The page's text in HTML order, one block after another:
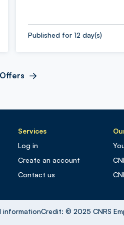
Published for 12 day(s)
Services
Log in
Create an account
Contact us
informationCredit: © 2025 CNRS